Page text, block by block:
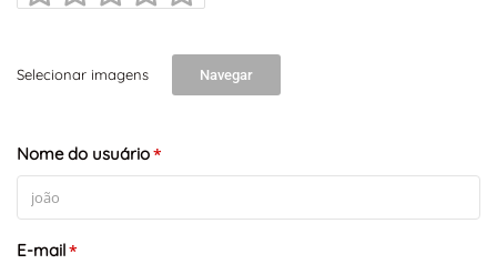
+-
Selecionar imagens Navegar
Nome do usuário*
E-mail*